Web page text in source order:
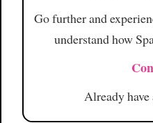
Go further and
understand how
Already have